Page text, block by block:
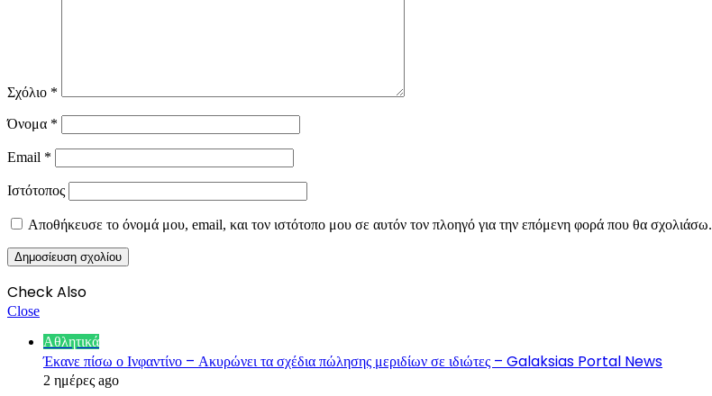
Σχόλιο *
Όνομα *
Email *
Ιστότοπος
Αποθήκευσε το όνομά μου, email, και τον ιστότοπο μου σε αυτόν τον πλοηγό για την επόμενη φορά που θα σχολιάσω.
Check Also
Close
Αθλητικά
Έκανε πίσω ο Ινφαντίνο – Ακυρώνει τα σχέδια πώλησης μεριδίων σε ιδιώτες – Galaksias Portal News
2 ημέρες ago